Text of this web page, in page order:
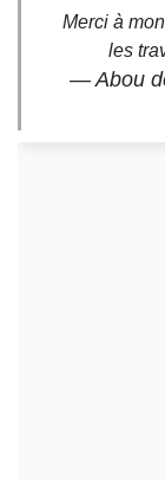
Merci à
les
— Abou